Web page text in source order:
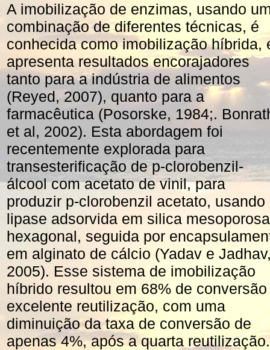
A imobilização de enzimas, usando
combinação de diferentes técnicas, é
conhecida como imobilização híbrida,
apresenta resultados encorajadores
tanto para a indústria de alimentos
(Reyed, 2007), quanto para a
farmacêutica (Posorske, 1984;.
et al, 2002). Esta abordagem foi
recentemente explorada para
transesterificação de p-clorobenzil-
álcool com acetato de vinil, para
produzir p-clorobenzil acetato, usando
lipase adsorvida em silica mesoporosa
hexagonal, seguida por
em alginato de cálcio (Yadav e
2005). Esse sistema de imobilização
híbrido resultou em 68% de
excelente reutilização, com uma
diminuição da taxa de conversão de
apenas 4%, após a quarta reutilização.